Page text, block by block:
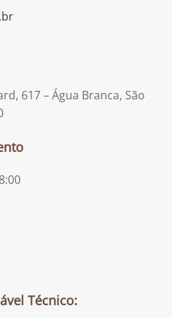
617 – Água Branca, São
Técnico: